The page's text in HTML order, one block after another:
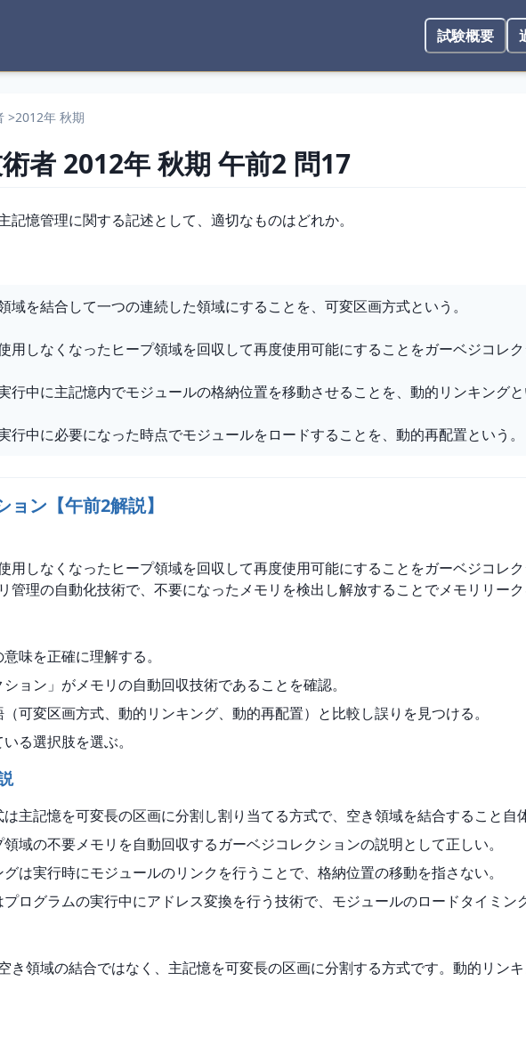
試験概要
>2012年 秋期
者 2012年 秋期 午前2 問17
記憶管理に関する記述として、適切なものはどれか。
域を結合して一つの連続した領域にすることを、可変区画方式という。
用しなくなったヒープ領域を回収して再度使用可能にすることをガーベジコレク
行中に主記憶内でモジュールの格納位置を移動させることを、動的リンキングと
行中に必要になった時点でモジュールをロードすることを、動的再配置という。
ン【午前2解説】
用しなくなったヒープ領域を回収して再度使用可能にすることをガーベジコレ
管理の自動化技術で、不要になったメモリを検出し解放することでメモリリーク
味を正確に理解する。
ション」がメモリの自動回収技術であることを確認。
可変区画方式、動的リンキング、動的再配置）と比較し誤りを見つける。
る選択肢を選ぶ。
主記憶を可変長の区画に分割し割り当てる方式で、空き領域を結合すること自
領域の不要メモリを自動回収するガーベジコレクションの説明として正しい。
は実行時にモジュールのリンクを行うことで、格納位置の移動を指さない。
ログラムの実行中にアドレス変換を行う技術で、モジュールのロードタイミン
き領域の結合ではなく、主記憶を可変長の区画に分割する方式です。動的リン